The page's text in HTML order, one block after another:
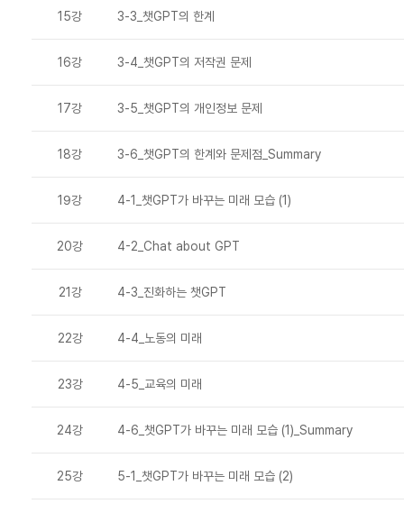
15강 3-3_챗GPT의 한계
16강 3-4_챗GPT의 저작권 문제
17강 3-5_챗GPT의 개인정보 문제
18강 3-6_챗GPT의 한계와 문제점_Summary
19강 4-1_챗GPT가 바꾸는 미래 모습 (1)
20강 4-2_Chat about GPT
21강 4-3_진화하는 챗GPT
22강 4-4_노동의 미래
23강 4-5_교육의 미래
24강 4-6_챗GPT가 바꾸는 미래 모습 (1)_Summary
25강 5-1_챗GPT가 바꾸는 미래 모습 (2)